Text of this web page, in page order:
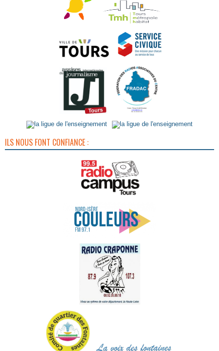
ILS NOUS FONT CONFIANCE :